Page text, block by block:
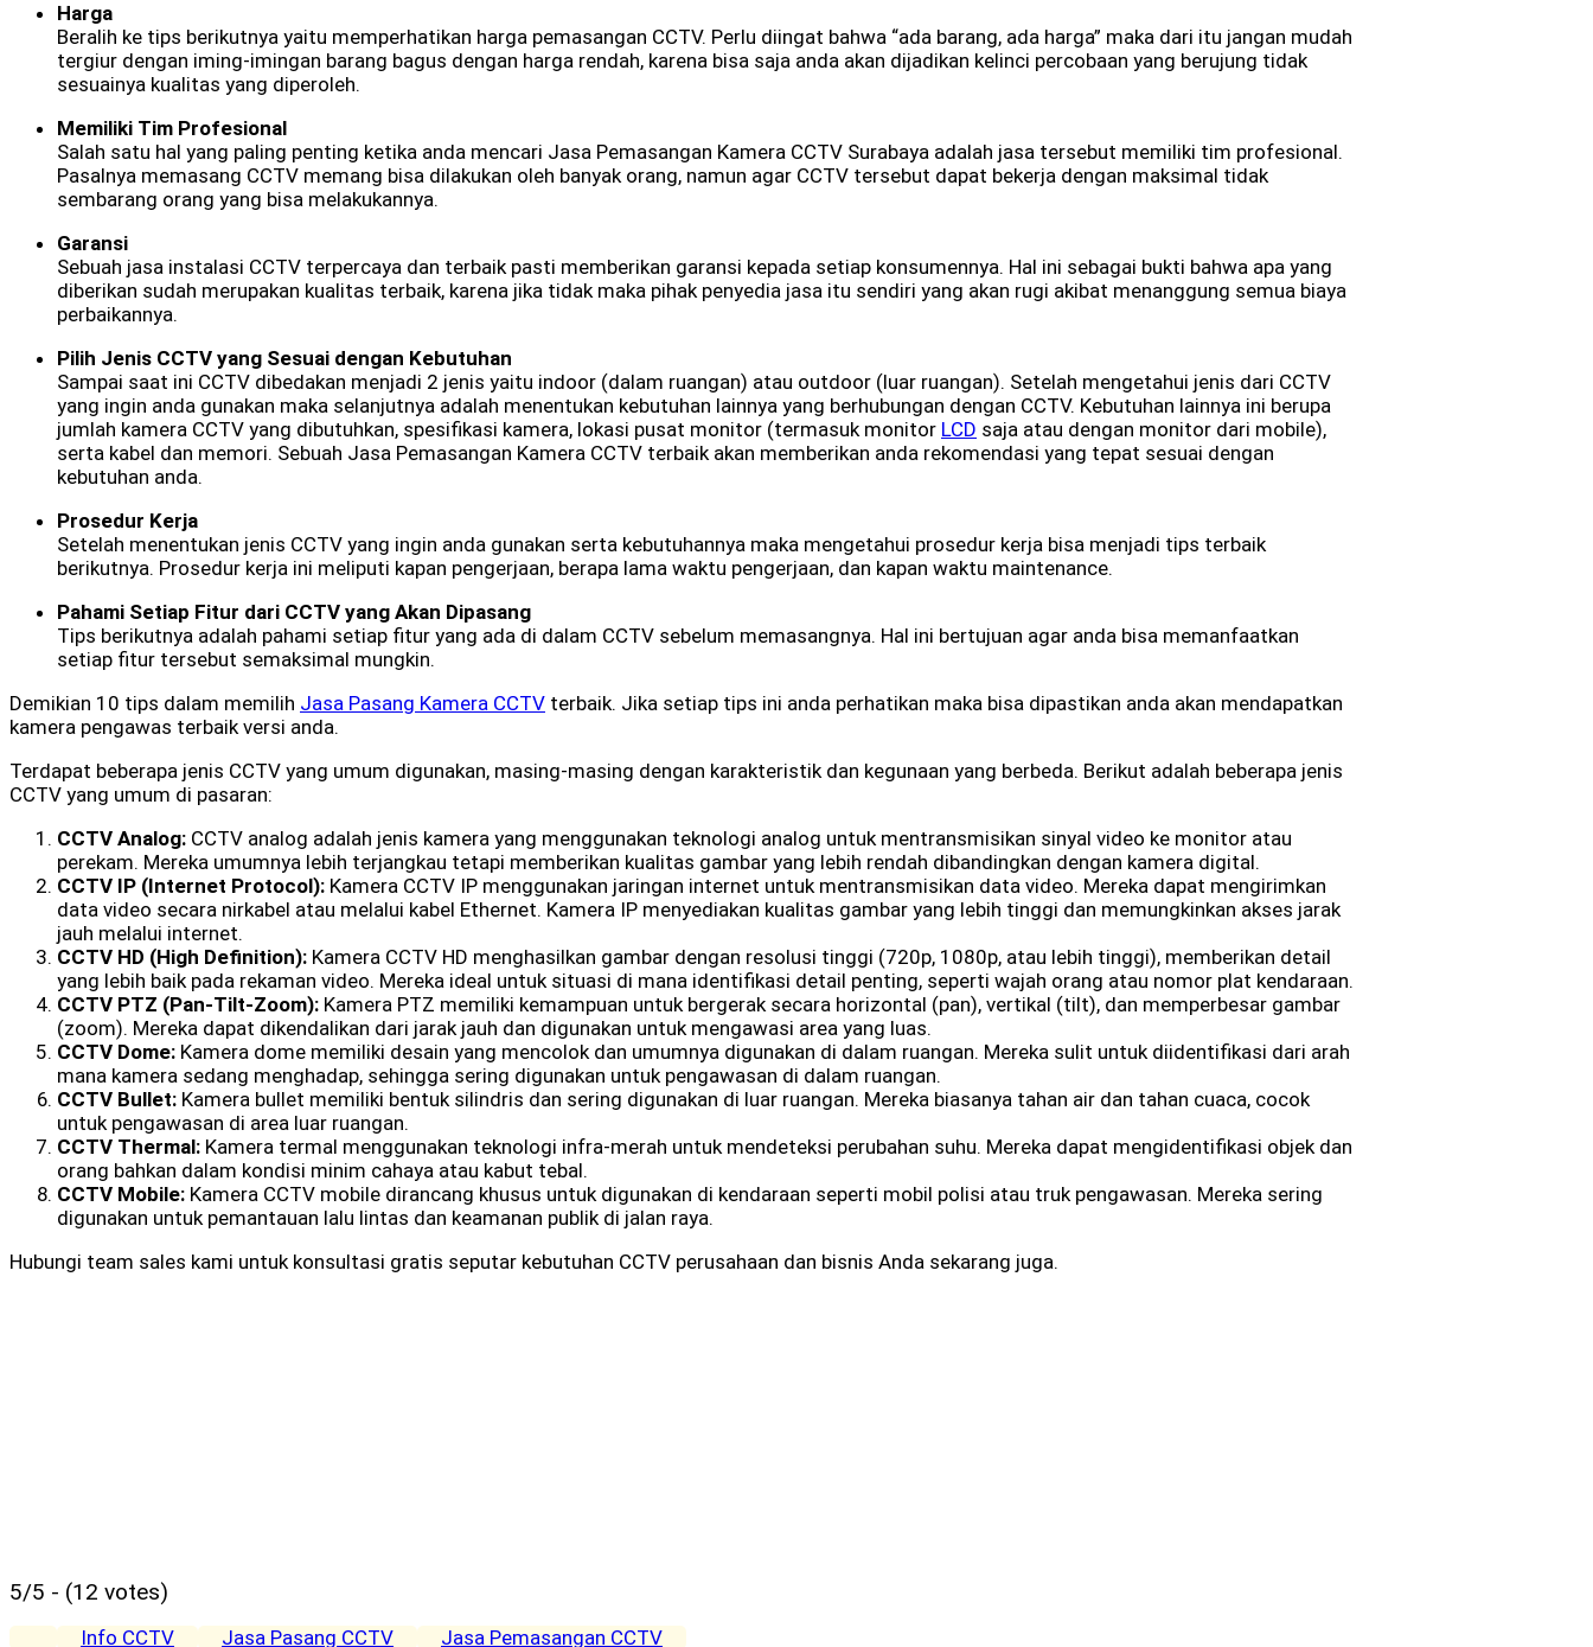
Harga
Beralih ke tips berikutnya yaitu memperhatikan harga pemasangan CCTV. Perlu diingat bahwa “ada barang, ada harga” maka dari itu jangan mudah
tergiur dengan iming-imingan barang bagus dengan harga rendah, karena bisa saja anda akan dijadikan kelinci percobaan yang berujung tidak
sesuainya kualitas yang diperoleh.
Memiliki Tim Profesional
Salah satu hal yang paling penting ketika anda mencari Jasa Pemasangan Kamera CCTV Surabaya adalah jasa tersebut memiliki tim profesional.
Pasalnya memasang CCTV memang bisa dilakukan oleh banyak orang, namun agar CCTV tersebut dapat bekerja dengan maksimal tidak
sembarang orang yang bisa melakukannya.
Garansi
Sebuah jasa instalasi CCTV terpercaya dan terbaik pasti memberikan garansi kepada setiap konsumennya. Hal ini sebagai bukti bahwa apa yang
diberikan sudah merupakan kualitas terbaik, karena jika tidak maka pihak penyedia jasa itu sendiri yang akan rugi akibat menanggung semua biaya
perbaikannya.
Pilih Jenis CCTV yang Sesuai dengan Kebutuhan
Sampai saat ini CCTV dibedakan menjadi 2 jenis yaitu indoor (dalam ruangan) atau outdoor (luar ruangan). Setelah mengetahui jenis dari CCTV
yang ingin anda gunakan maka selanjutnya adalah menentukan kebutuhan lainnya yang berhubungan dengan CCTV. Kebutuhan lainnya ini berupa
jumlah kamera CCTV yang dibutuhkan, spesifikasi kamera, lokasi pusat monitor (termasuk monitor LCD saja atau dengan monitor dari mobile),
serta kabel dan memori. Sebuah Jasa Pemasangan Kamera CCTV terbaik akan memberikan anda rekomendasi yang tepat sesuai dengan
kebutuhan anda.
Prosedur Kerja
Setelah menentukan jenis CCTV yang ingin anda gunakan serta kebutuhannya maka mengetahui prosedur kerja bisa menjadi tips terbaik
berikutnya. Prosedur kerja ini meliputi kapan pengerjaan, berapa lama waktu pengerjaan, dan kapan waktu maintenance.
Pahami Setiap Fitur dari CCTV yang Akan Dipasang
Tips berikutnya adalah pahami setiap fitur yang ada di dalam CCTV sebelum memasangnya. Hal ini bertujuan agar anda bisa memanfaatkan
setiap fitur tersebut semaksimal mungkin.
Demikian 10 tips dalam memilih Jasa Pasang Kamera CCTV terbaik. Jika setiap tips ini anda perhatikan maka bisa dipastikan anda akan mendapatkan
kamera pengawas terbaik versi anda.
Terdapat beberapa jenis CCTV yang umum digunakan, masing-masing dengan karakteristik dan kegunaan yang berbeda. Berikut adalah beberapa jenis
CCTV yang umum di pasaran:
CCTV Analog: CCTV analog adalah jenis kamera yang menggunakan teknologi analog untuk mentransmisikan sinyal video ke monitor atau
perekam. Mereka umumnya lebih terjangkau tetapi memberikan kualitas gambar yang lebih rendah dibandingkan dengan kamera digital.
CCTV IP (Internet Protocol): Kamera CCTV IP menggunakan jaringan internet untuk mentransmisikan data video. Mereka dapat mengirimkan
data video secara nirkabel atau melalui kabel Ethernet. Kamera IP menyediakan kualitas gambar yang lebih tinggi dan memungkinkan akses jarak
jauh melalui internet.
CCTV HD (High Definition): Kamera CCTV HD menghasilkan gambar dengan resolusi tinggi (720p, 1080p, atau lebih tinggi), memberikan detail
yang lebih baik pada rekaman video. Mereka ideal untuk situasi di mana identifikasi detail penting, seperti wajah orang atau nomor plat kendaraan.
CCTV PTZ (Pan-Tilt-Zoom): Kamera PTZ memiliki kemampuan untuk bergerak secara horizontal (pan), vertikal (tilt), dan memperbesar gambar
(zoom). Mereka dapat dikendalikan dari jarak jauh dan digunakan untuk mengawasi area yang luas.
CCTV Dome: Kamera dome memiliki desain yang mencolok dan umumnya digunakan di dalam ruangan. Mereka sulit untuk diidentifikasi dari arah
mana kamera sedang menghadap, sehingga sering digunakan untuk pengawasan di dalam ruangan.
CCTV Bullet: Kamera bullet memiliki bentuk silindris dan sering digunakan di luar ruangan. Mereka biasanya tahan air dan tahan cuaca, cocok
untuk pengawasan di area luar ruangan.
CCTV Thermal: Kamera termal menggunakan teknologi infra-merah untuk mendeteksi perubahan suhu. Mereka dapat mengidentifikasi objek dan
orang bahkan dalam kondisi minim cahaya atau kabut tebal.
CCTV Mobile: Kamera CCTV mobile dirancang khusus untuk digunakan di kendaraan seperti mobil polisi atau truk pengawasan. Mereka sering
digunakan untuk pemantauan lalu lintas dan keamanan publik di jalan raya.
Hubungi team sales kami untuk konsultasi gratis seputar kebutuhan CCTV perusahaan dan bisnis Anda sekarang juga.
5/5 - (12 votes)
Info CCTV Jasa Pasang CCTV Jasa Pemasangan CCTV